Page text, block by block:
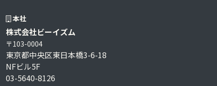
本社
株式会社ビーイズム
〒103-0004
東京都中央区東日本橋3-6-18
NFビル5F
03-5640-8126